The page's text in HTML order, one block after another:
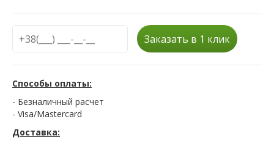
Заказать в 1 клик
Способы оплаты:
- Безналичный расчет
- Visa/Mastercard
Доставка: